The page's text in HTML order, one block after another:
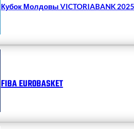
Кубок Молдовы VICTORIABANK
FIBA EUROBASKET